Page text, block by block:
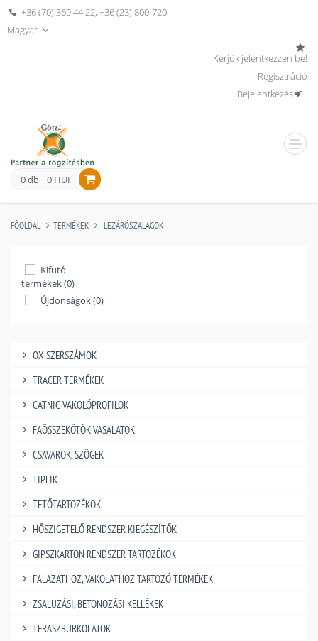
+36 (70) 369 44 22,+36 (23) 800-720
Magyar
Kérjük jelentkezzen be!
Regisztráció
Bejelentkezés
0 db 0 HUF
FŐOLDAL TERMÉKEK LEZÁRÓSZALAGOK
Kifutó
termékek (0)
Újdonságok (0)
OX SZERSZÁMOK
TRACER TERMÉKEK
CATNIC VAKOLÓPROFILOK
FAÖSSZEKÖTŐK VASALATOK
CSAVAROK, SZÖGEK
TIPLIK
TETŐTARTOZÉKOK
HŐSZIGETELŐ RENDSZER KIEGÉSZÍTŐK
GIPSZKARTON RENDSZER TARTOZÉKOK
FALAZATHOZ, VAKOLATHOZ TARTOZÓ TERMÉKEK
ZSALUZÁSI, BETONOZÁSI KELLÉKEK
TERASZBURKOLATOK